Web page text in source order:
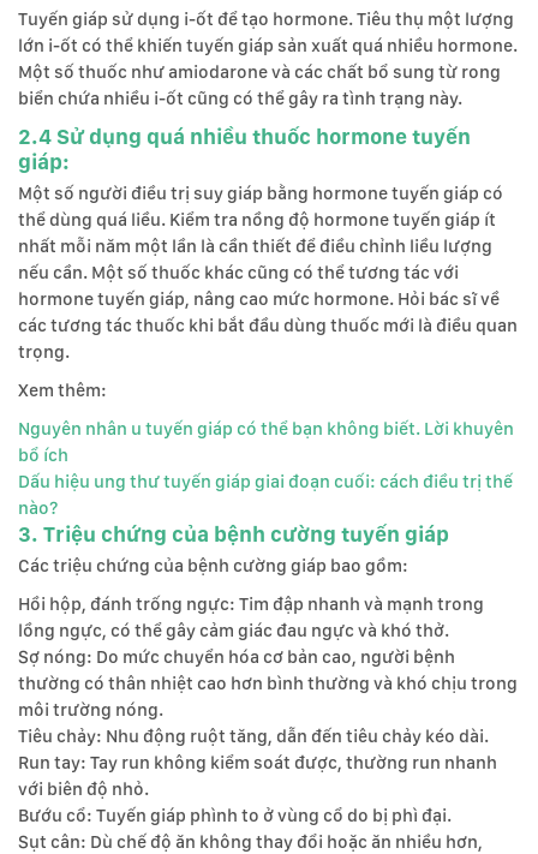
Tuyến giáp sử dụng i-ốt để tạo hormone. Tiêu thụ một lượng
lớn i-ốt có thể khiến tuyến giáp sản xuất quá nhiều hormone.
Một số thuốc như amiodarone và các chất bổ sung từ rong
biển chứa nhiều i-ốt cũng có thể gây ra tình trạng này.
2.4 Sử dụng quá nhiều thuốc hormone tuyến
giáp:
Một số người điều trị suy giáp bằng hormone tuyến giáp có
thể dùng quá liều. Kiểm tra nồng độ hormone tuyến giáp ít
nhất mỗi năm một lần là cần thiết để điều chỉnh liều lượng
nếu cần. Một số thuốc khác cũng có thể tương tác với
hormone tuyến giáp, nâng cao mức hormone. Hỏi bác sĩ về
các tương tác thuốc khi bắt đầu dùng thuốc mới là điều quan
trọng.
Xem thêm:
Nguyên nhân u tuyến giáp có thể bạn không biết. Lời khuyên
bổ ích
Dấu hiệu ung thư tuyến giáp giai đoạn cuối: cách điều trị thế
nào?
3. Triệu chứng của bệnh cường tuyến giáp
Các triệu chứng của bệnh cường giáp bao gồm:
Hồi hộp, đánh trống ngực: Tim đập nhanh và mạnh trong
lồng ngực, có thể gây cảm giác đau ngực và khó thở.
Sợ nóng: Do mức chuyển hóa cơ bản cao, người bệnh
thường có thân nhiệt cao hơn bình thường và khó chịu trong
môi trường nóng.
Tiêu chảy: Nhu động ruột tăng, dẫn đến tiêu chảy kéo dài.
Run tay: Tay run không kiểm soát được, thường run nhanh
với biên độ nhỏ.
Bướu cổ: Tuyến giáp phình to ở vùng cổ do bị phì đại.
Sụt cân: Dù chế độ ăn không thay đổi hoặc ăn nhiều hơn,